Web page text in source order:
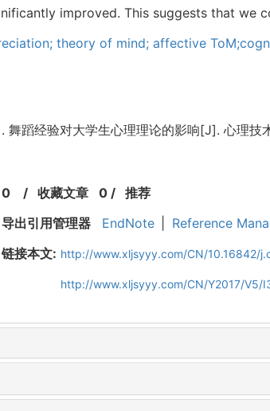
improved. This suggests that we
theory of mind; affective
. 舞蹈经验对大学生心理理论的影响[J]. 心理技
0 / 收藏文章 0/ 推荐
导出引用管理器
EndNote Reference
链接本文: http://www.xljsyyy.com/CN/10.16842/
http://www.xljsyyy.com/CN/Y2017/V5/